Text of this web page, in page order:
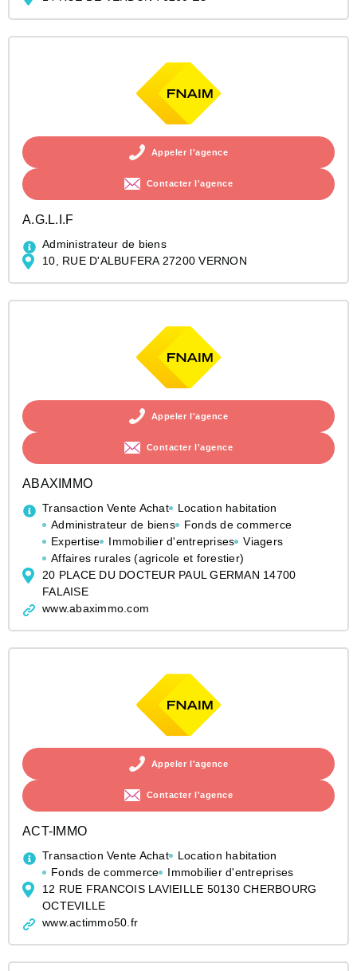
Appeler l'agence
Contacter l'agence
A.G.L.I.F
Administrateur de biens
10, RUE D'ALBUFERA 27200 VERNON
Appeler l'agence
Contacter l'agence
ABAXIMMO
Transaction Vente Achat
Location habitation
Administrateur de biens
Fonds de commerce
Expertise
Immobilier d'entreprises
Viagers
Affaires rurales (agricole et forestier)
20 PLACE DU DOCTEUR PAUL GERMAN 14700
FALAISE
www.abaximmo.com
Appeler l'agence
Contacter l'agence
ACT-IMMO
Transaction Vente Achat
Location habitation
Fonds de commerce
Immobilier d'entreprises
12 RUE FRANCOIS LAVIEILLE 50130 CHERBOURG
OCTEVILLE
www.actimmo50.fr